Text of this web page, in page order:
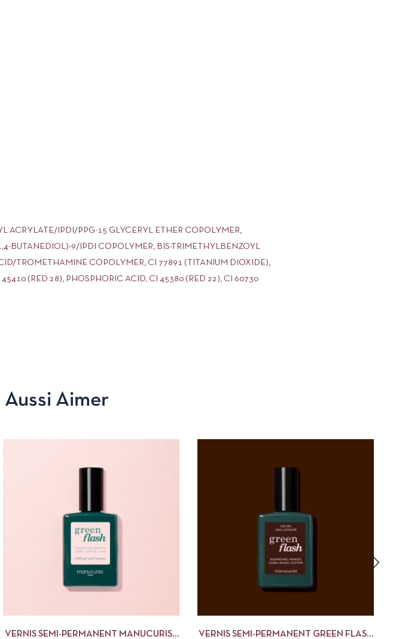
ACRYLATE/IPDI/PPG-15 GLYCERYL ETHER COPOLYMER,
BUTANEDIOL)-9/IPDI COPOLYMER, BIS-TRIMETHYLBENZOYL
TROMETHAMINE COPOLYMER, CI 77891 (TITANIUM DIOXIDE),
(RED 28), PHOSPHORIC ACID, CI 45380 (RED 22), CI 60730
Aussi Aimer
VERNIS SEMI-PERMANENT MANUCURIST
VERNIS SEMI-PERMANENT GREEN FLASH